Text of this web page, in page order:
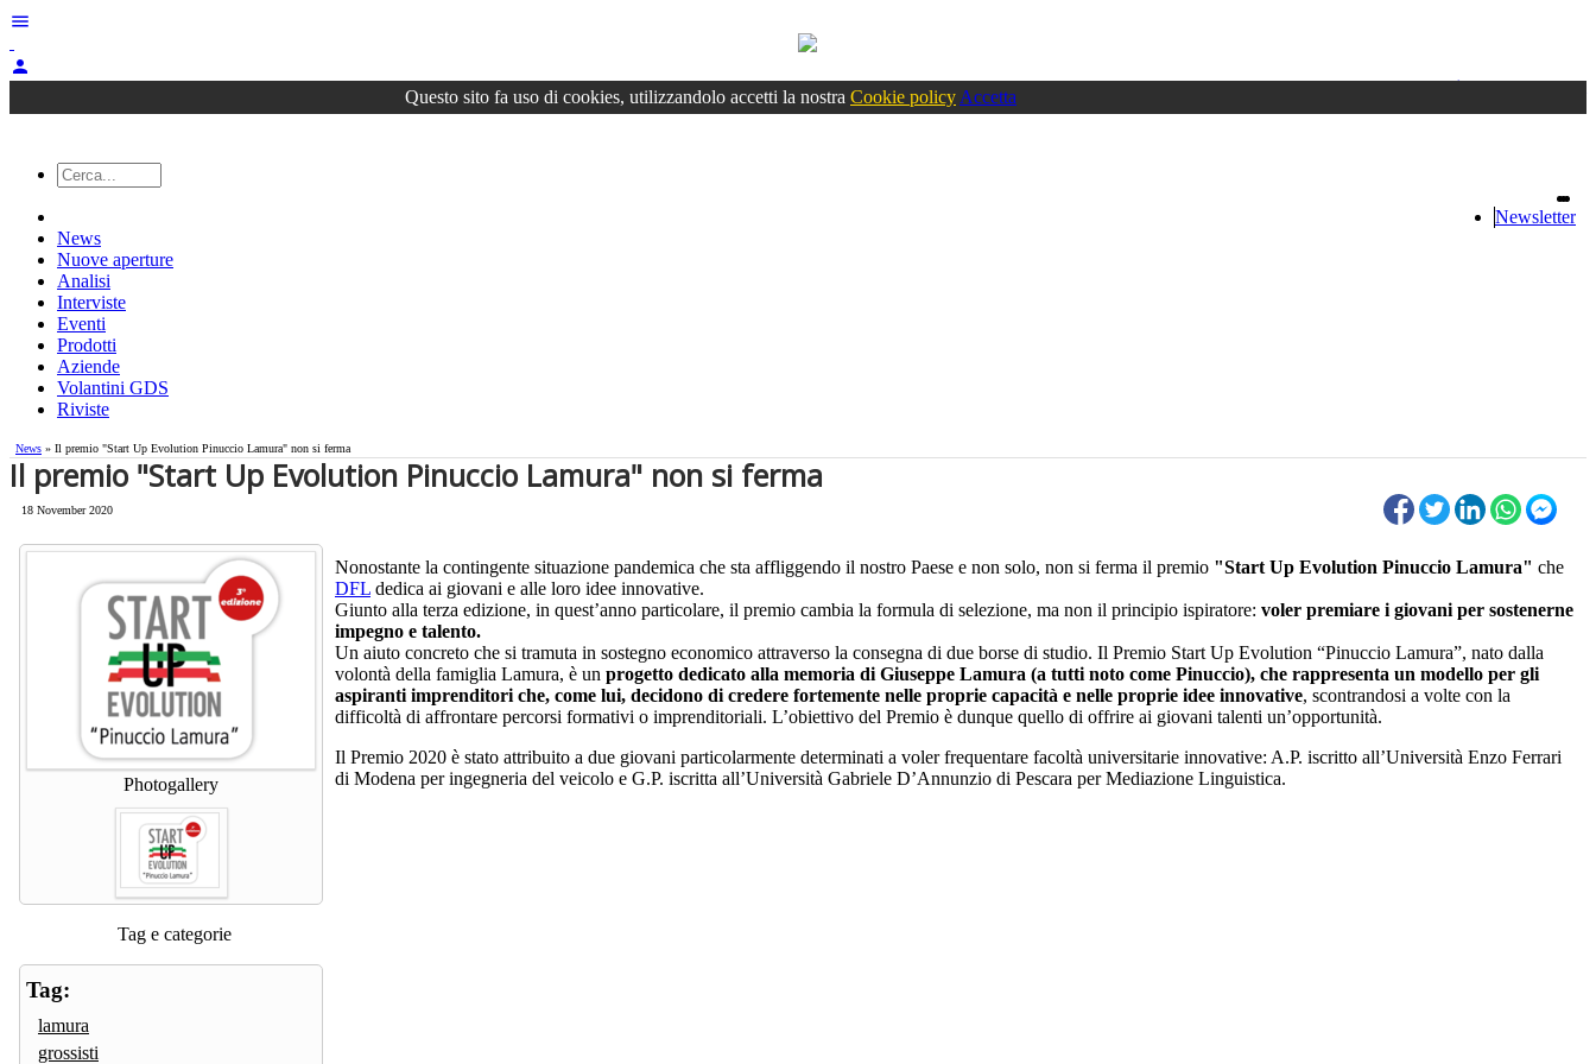
menu
person
Accedioppure registrati
Questo sito fa uso di cookies, utilizzandolo accetti la nostra Cookie policy Accetta
Newsletter
News
Nuove aperture
Analisi
Interviste
Eventi
Prodotti
Aziende
Volantini GDS
Riviste
News » Il premio "Start Up Evolution Pinuccio Lamura" non si ferma
Il premio "Start Up Evolution Pinuccio Lamura" non si ferma
18 November 2020
Photogallery
Tag e categorie
Tag:
lamura
grossisti
Nonostante la contingente situazione pandemica che sta affliggendo il nostro Paese e non solo, non si ferma il premio "Start Up Evolution Pinuccio Lamura" che
DFL dedica ai giovani e alle loro idee innovative.
Giunto alla terza edizione, in quest’anno particolare, il premio cambia la formula di selezione, ma non il principio ispiratore: voler premiare i giovani per sostenerne
impegno e talento.
Un aiuto concreto che si tramuta in sostegno economico attraverso la consegna di due borse di studio. Il Premio Start Up Evolution “Pinuccio Lamura”, nato dalla
volontà della famiglia Lamura, è un progetto dedicato alla memoria di Giuseppe Lamura (a tutti noto come Pinuccio), che rappresenta un modello per gli
aspiranti imprenditori che, come lui, decidono di credere fortemente nelle proprie capacità e nelle proprie idee innovative, scontrandosi a volte con la
difficoltà di affrontare percorsi formativi o imprenditoriali. L’obiettivo del Premio è dunque quello di offrire ai giovani talenti un’opportunità.
Il Premio 2020 è stato attribuito a due giovani particolarmente determinati a voler frequentare facoltà universitarie innovative: A.P. iscritto all’Università Enzo Ferrari
di Modena per ingegneria del veicolo e G.P. iscritta all’Università Gabriele D’Annunzio di Pescara per Mediazione Linguistica.